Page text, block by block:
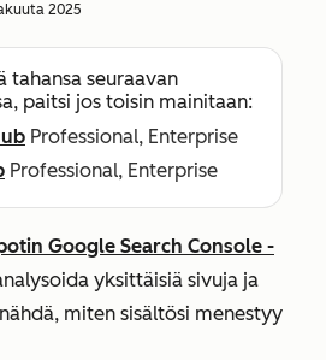
2025
tahansa seuraavan
paitsi jos toisin mainitaan:
Professional, Enterprise
Professional, Enterprise
Google Search Console -
yksittäisiä sivuja ja
miten sisältösi menestyy